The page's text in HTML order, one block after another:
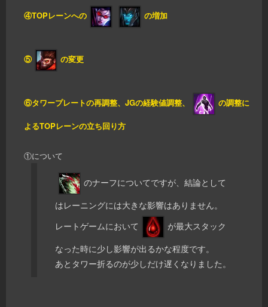
④TOPレーンへの の増加
⑤ の変更
⑥タワープレートの再調整、JGの経験値調整、 の調整に
よるTOPレーンの立ち回り方
①について
のナーフについてですが、結論として
はレーニングには大きな影響はありません。
レートゲームにおいて
が最大スタック
なった時に少し影響が出るかな程度です。
あとタワー折るのが少しだけ遅くなりました。